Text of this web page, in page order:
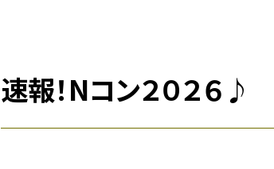
速報！Nコン２０２６♪